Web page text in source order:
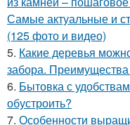
Самые актуальные и
(125 фото и видео)
5. Какие деревья
забора. Преимущества
6. Бытовка с
обустроить?
7. Особенности